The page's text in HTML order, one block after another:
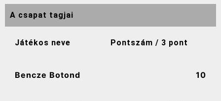
A csapat tagjai
Játékos neve Pontszám / 3 pont
Bencze Botond 10